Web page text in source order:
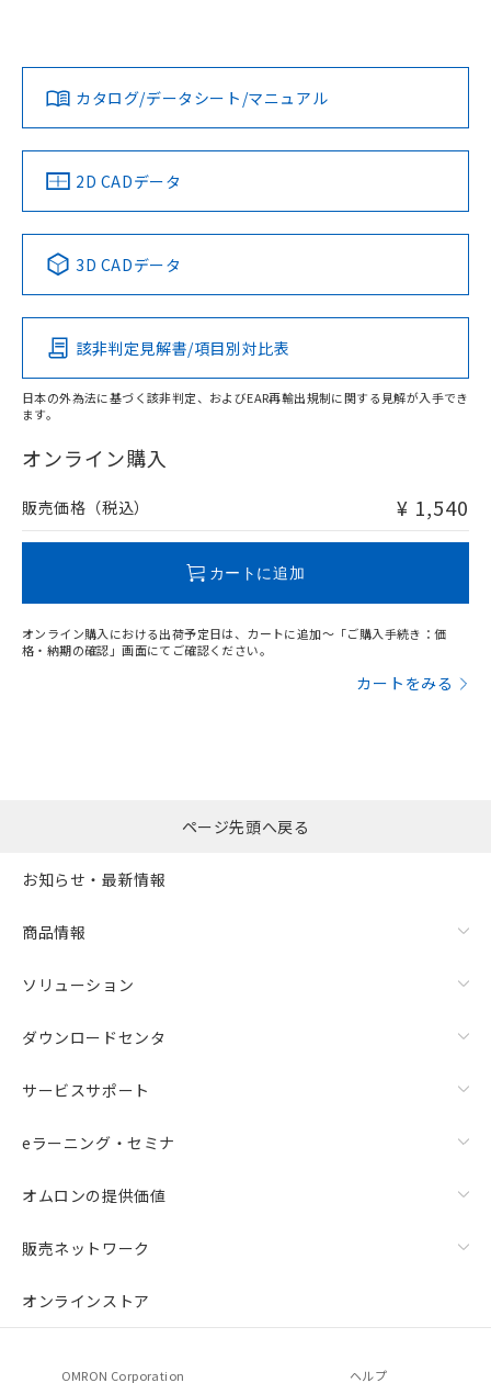
ダウンロードデータをご利用いただく前に、以下を必ずお読
みください。
ソフトウェアの使用条件
対応済み
中国 RoHS 注意事項・凡例
Pb Hg Cd Cr(VI)
O
在庫等で未対応品が混在する可能性があります。
問い合わせください。
カタログ/データシート/マニュアル
2D CADデータ
3D CADデータ
該非判定見解書/項目別対比表
日本の外為法に基づく該非判定、およびEAR再輸出規制に関する見解が入手でき
ます。
オンライン購入
販売価格（税込） ¥ 1,540
カートに追加
オンライン購入における出荷予定日は、カートに追加～「ご購入手続き：価
格・納期の確認」画面にてご確認ください。
カートをみる
ページ先頭へ戻る
お知らせ・最新情報
商品情報
ソリューション
ダウンロードセンタ
サービスサポート
eラーニング・セミナ
オムロンの提供価値
販売ネットワーク
オンラインストア
OMRON Corporation ヘルプ